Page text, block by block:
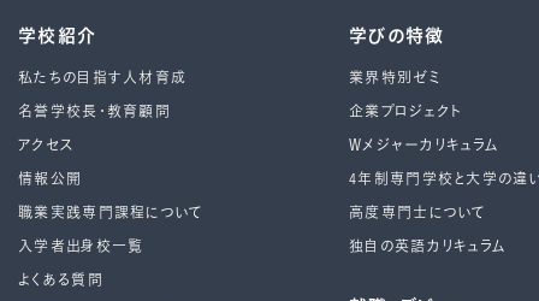
学校紹介
私たちの目指す人材育成
名誉学校長・教育顧問
アクセス
情報公開
職業実践専門課程について
入学者出身校一覧
よくある質問
学びの特徴
業界特別ゼミ
企業プロジェクト
Wメジャーカリキュラム
4年制専⾨学校と⼤学の違
高度専門士について
独自の英語カリキュラム